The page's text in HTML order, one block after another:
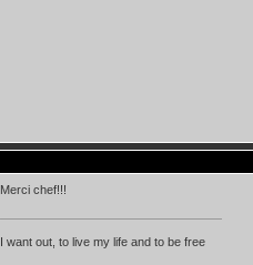
Merci chef!!!
I want out, to live my life and to be free